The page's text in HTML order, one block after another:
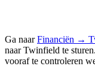
Ga naarFinanciën →
naar Twinfield te
vooraf te controleren